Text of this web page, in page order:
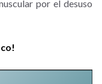
por el desuso